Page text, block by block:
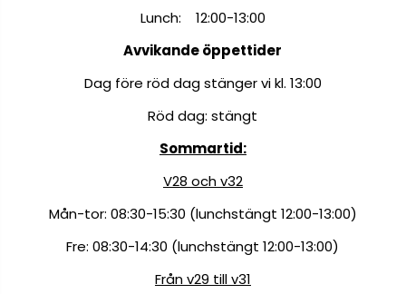
Lunch: 12:00-13:00
Avvikande öppettider
Dag före röd dag stänger vi kl. 13:00
Röd dag: stängt
Sommartid:
V28 och v32
Mån-tor: 08:30-15:30 (lunchstängt 12:00-13:00)
Fre: 08:30-14:30 (lunchstängt 12:00-13:00)
Från v29 till v31